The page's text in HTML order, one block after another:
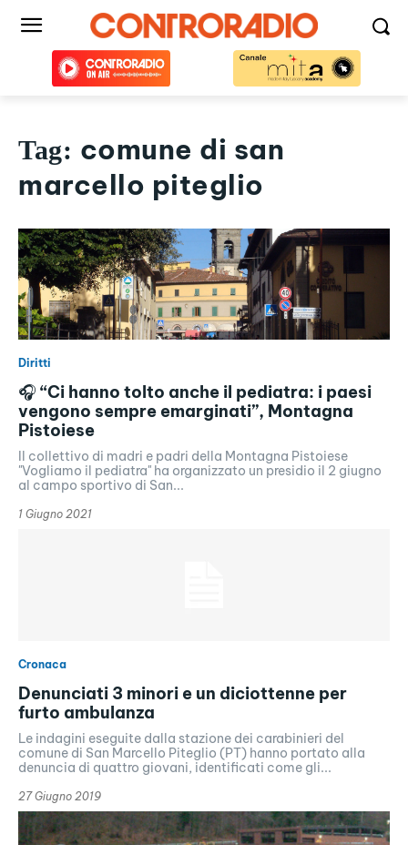
Tag: comune di san
marcello piteglio
Diritti
🎧 “Ci hanno tolto anche il pediatra: i paesi
vengono sempre emarginati”, Montagna
Pistoiese
Il collettivo di madri e padri della Montagna Pistoiese
"Vogliamo il pediatra" ha organizzato un presidio il 2 giugno
al campo sportivo di San...
1 Giugno 2021
Cronaca
Denunciati 3 minori e un diciottenne per
furto ambulanza
Le indagini eseguite dalla stazione dei carabinieri del
comune di San Marcello Piteglio (PT) hanno portato alla
denuncia di quattro giovani, identificati come gli...
27 Giugno 2019